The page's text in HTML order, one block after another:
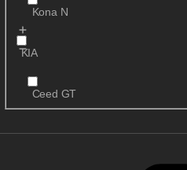
Kona N
KIA
Ceed GT